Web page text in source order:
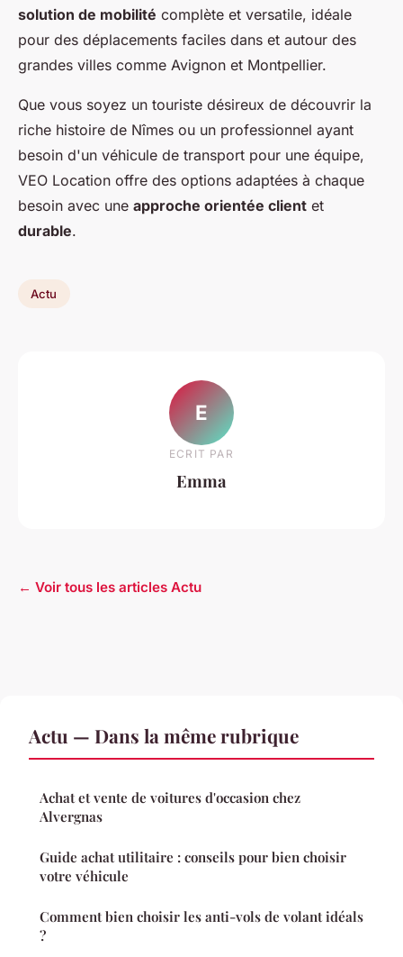
solution de mobilité complète et versatile, idéale
pour des déplacements faciles dans et autour des
grandes villes comme Avignon et Montpellier.
Que vous soyez un touriste désireux de découvrir la
riche histoire de Nîmes ou un professionnel ayant
besoin d'un véhicule de transport pour une équipe,
VEO Location offre des options adaptées à chaque
besoin avec une approche orientée client et
durable.
Actu
E
ECRIT PAR
Emma
← Voir tous les articles Actu
Actu — Dans la même rubrique
Achat et vente de voitures d'occasion chez
Alvergnas
Guide achat utilitaire : conseils pour bien choisir
votre véhicule
Comment bien choisir les anti-vols de volant idéals
?